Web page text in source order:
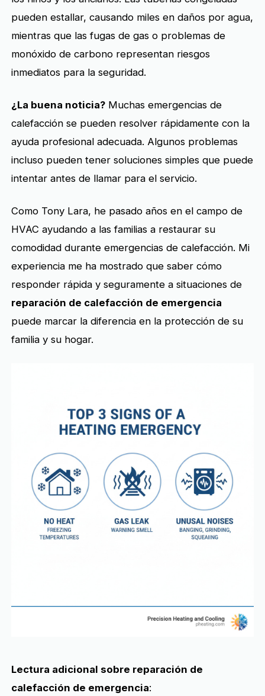
pueden estallar, causando miles en daños por agua,
mientras que las fugas de gas o problemas de
monóxido de carbono representan riesgos
inmediatos para la seguridad.
¿La buena noticia? Muchas emergencias de
calefacción se pueden resolver rápidamente con la
ayuda profesional adecuada. Algunos problemas
incluso pueden tener soluciones simples que puede
intentar antes de llamar para el servicio.
Como Tony Lara, he pasado años en el campo de
HVAC ayudando a las familias a restaurar su
comodidad durante emergencias de calefacción. Mi
experiencia me ha mostrado que saber cómo
responder rápida y seguramente a situaciones de
reparación de calefacción de emergencia
puede marcar la diferencia en la protección de su
familia y su hogar.
Lectura adicional sobre reparación de
calefacción de emergencia: